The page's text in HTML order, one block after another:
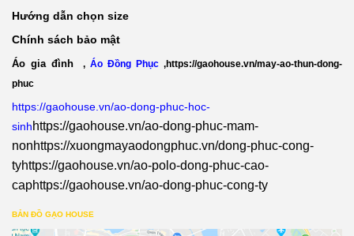
Hướng dẫn chọn size
Chính sách bảo mật
Áo gia đình , Áo Đồng Phục ,https://gaohouse.vn/may-ao-thun-dong-
phuc
https://gaohouse.vn/ao-dong-phuc-hoc-
sinhhttps://gaohouse.vn/ao-dong-phuc-mam-
nonhttps://xuongmayaodongphuc.vn/dong-phuc-cong-
tyhttps://gaohouse.vn/ao-polo-dong-phuc-cao-
caphttps://gaohouse.vn/ao-dong-phuc-cong-ty
BẢN ĐỒ GẠO HOUSE